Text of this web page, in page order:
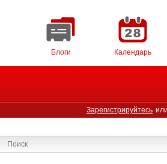
Блоги Календарь
Зарегистрируйтесь